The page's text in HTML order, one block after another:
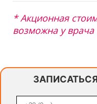
* Акционная
возможна у